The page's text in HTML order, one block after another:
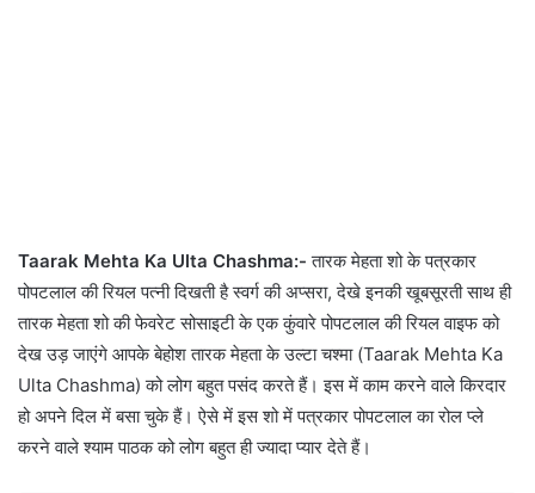
Taarak Mehta Ka Ulta Chashma:- तारक मेहता शो के पत्रकार
पोपटलाल की रियल पत्नी दिखती है स्वर्ग की अप्सरा, देखे इनकी खूबसूरती साथ ही
तारक मेहता शो की फेवरेट सोसाइटी के एक कुंवारे पोपटलाल की रियल वाइफ को
देख उड़ जाएंगे आपके बेहोश तारक मेहता के उल्टा चश्मा (Taarak Mehta Ka
Ulta Chashma) को लोग बहुत पसंद करते हैं। इस में काम करने वाले किरदार
हो अपने दिल में बसा चुके हैं। ऐसे में इस शो में पत्रकार पोपटलाल का रोल प्ले
करने वाले श्याम पाठक को लोग बहुत ही ज्यादा प्यार देते हैं।